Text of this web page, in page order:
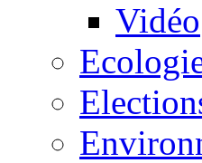
Vidéo